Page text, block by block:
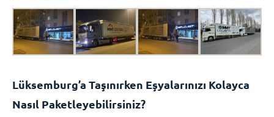
Lüksemburg’a Taşınırken Eşyalarınızı Kolayca
Nasıl Paketleyebilirsiniz?